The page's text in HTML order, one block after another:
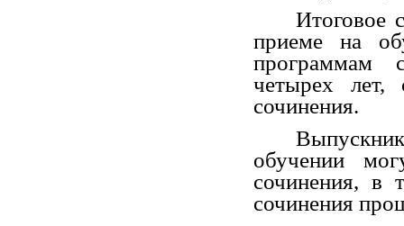
Итоговое
приеме на
программам
четырех лет,
сочинения.
обучении
сочинения, в
сочинения